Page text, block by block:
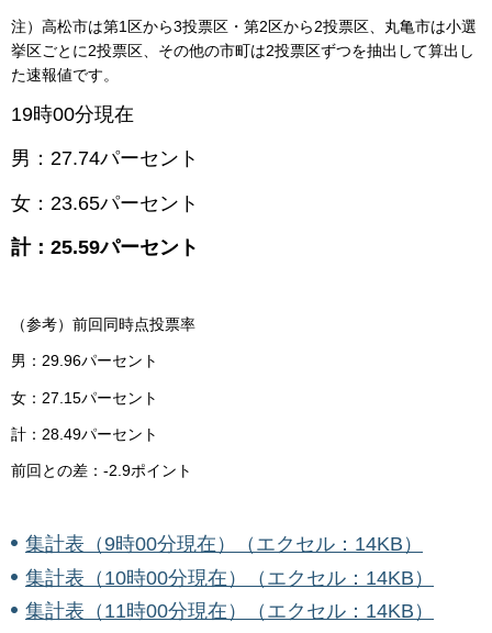
注）高松市は第1区から3投票区・第2区から2投票区、丸亀市は小選
挙区ごとに2投票区、その他の市町は2投票区ずつを抽出して算出し
た速報値です。
19時00分現在
男：27.74パーセント
女：23.65パーセント
計：25.59パーセント
（参考）前回同時点投票率
男：29.96パーセント
女：27.15パーセント
計：28.49パーセント
前回との差：-2.9ポイント
集計表（9時00分現在）（エクセル：14KB）
集計表（10時00分現在）（エクセル：14KB）
集計表（11時00分現在）（エクセル：14KB）